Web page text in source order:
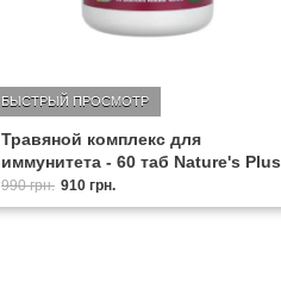
Травяной комплекс для
иммунитета - 60 таб Nature's Plus
БЫСТРЫЙ ПРОСМОТР
990 грн. 910 грн.